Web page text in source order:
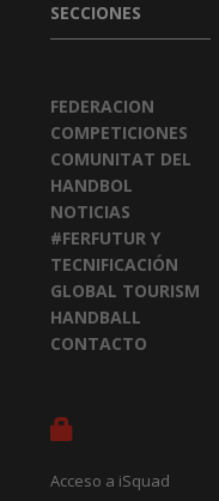
SECCIONES
FEDERACION
COMPETICIONES
COMUNITAT DEL
HANDBOL
NOTICIAS
#FERFUTUR Y
TECNIFICACIÓN
GLOBAL TOURISM
HANDBALL
CONTACTO
Acceso a iSquad